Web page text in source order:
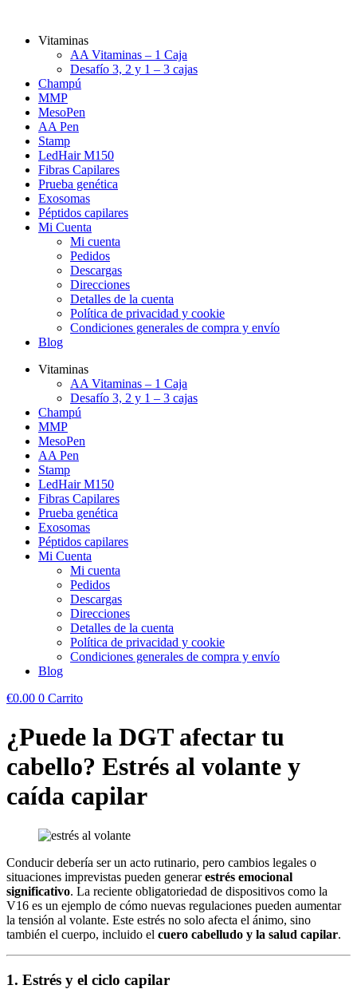
Vitaminas
AA Vitaminas – 1 Caja
Desafío 3, 2 y 1 – 3 cajas
Champú
MMP
MesoPen
AA Pen
Stamp
LedHair M150
Fibras Capilares
Prueba genética
Exosomas
Péptidos capilares
Mi Cuenta
Mi cuenta
Pedidos
Descargas
Direcciones
Detalles de la cuenta
Política de privacidad y cookie
Condiciones generales de compra y envío
Blog
Vitaminas
AA Vitaminas – 1 Caja
Desafío 3, 2 y 1 – 3 cajas
Champú
MMP
MesoPen
AA Pen
Stamp
LedHair M150
Fibras Capilares
Prueba genética
Exosomas
Péptidos capilares
Mi Cuenta
Mi cuenta
Pedidos
Descargas
Direcciones
Detalles de la cuenta
Política de privacidad y cookie
Condiciones generales de compra y envío
Blog
€0.00 0 Carrito
¿Puede la DGT afectar tu
cabello? Estrés al volante y
caída capilar
Conducir debería ser un acto rutinario, pero cambios legales o
situaciones imprevistas pueden generarestrés emocional
significativo. La reciente obligatoriedad de dispositivos como la
V16 es un ejemplo de cómo nuevas regulaciones pueden aumentar
la tensión al volante. Este estrés no solo afecta el ánimo, sino
también el cuerpo, incluido el cuero cabelludo y la salud capilar.
1. Estrés y el ciclo capilar